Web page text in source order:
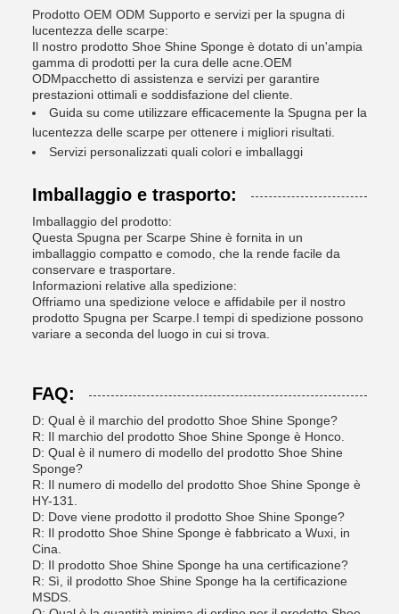
Prodotto OEM ODM Supporto e servizi per la spugna di
lucentezza delle scarpe:
Il nostro prodotto Shoe Shine Sponge è dotato di un'ampia
gamma di prodotti per la cura delle acne. OEM
ODMpacchetto di assistenza e servizi per garantire
prestazioni ottimali e soddisfazione del cliente.
Guida su come utilizzare efficacemente la Spugna per la
lucentezza delle scarpe per ottenere i migliori risultati.
Servizi personalizzati quali colori e imballaggi
Imballaggio e trasporto:
Imballaggio del prodotto:
Questa Spugna per Scarpe Shine è fornita in un
imballaggio compatto e comodo, che la rende facile da
conservare e trasportare.
Informazioni relative alla spedizione:
Offriamo una spedizione veloce e affidabile per il nostro
prodotto Spugna per Scarpe.I tempi di spedizione possono
variare a seconda del luogo in cui si trova.
FAQ:
D: Qual è il marchio del prodotto Shoe Shine Sponge?
R: Il marchio del prodotto Shoe Shine Sponge è Honco.
D: Qual è il numero di modello del prodotto Shoe Shine
Sponge?
R: Il numero di modello del prodotto Shoe Shine Sponge è
HY-131.
D: Dove viene prodotto il prodotto Shoe Shine Sponge?
R: Il prodotto Shoe Shine Sponge è fabbricato a Wuxi, in
Cina.
D: Il prodotto Shoe Shine Sponge ha una certificazione?
R: Sì, il prodotto Shoe Shine Sponge ha la certificazione
MSDS.